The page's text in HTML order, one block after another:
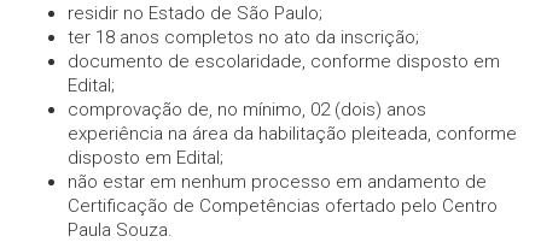
residir no Estado de São Paulo;
ter 18 anos completos no ato da inscrição;
documento de escolaridade, conforme disposto em
Edital;
comprovação de, no mínimo, 02 (dois) anos
experiência na área da habilitação pleiteada, conforme
disposto em Edital;
não estar em nenhum processo em andamento de
Certificação de Competências ofertado pelo Centro
Paula Souza.